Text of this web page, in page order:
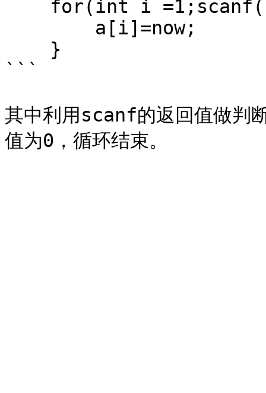
```
其中利用scanf的返回值做判